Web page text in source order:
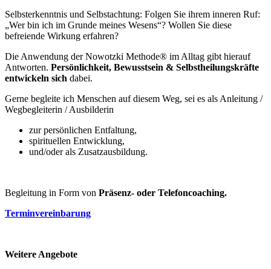
Selbsterkenntnis und Selbstachtung: Folgen Sie ihrem inneren Ruf:
„Wer bin ich im Grunde meines Wesens“? Wollen Sie diese
befreiende Wirkung erfahren?
Die Anwendung der Nowotzki Methode® im Alltag gibt hierauf
Antworten. Persönlichkeit, Bewusstsein & Selbstheilungskräfte
entwickeln sich dabei.
Gerne begleite ich Menschen auf diesem Weg, sei es als Anleitung /
Wegbegleiterin / Ausbilderin
zur persönlichen Entfaltung,
spirituellen Entwicklung,
und/oder als Zusatzausbildung.
Begleitung in Form von Präsenz- oder Telefoncoaching.
Terminvereinbarung
Weitere Angebote